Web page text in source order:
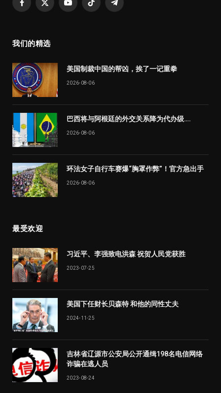
Facebook
X
YouTubeTikTok Telegram
我们的精选
美国制裁中国的帮凶，挨了一记重拳
2026-08-06
巴西将与阿根廷的外交关系降为代办级….
2026-08-06
环法女子自行车赛爆“胸罩作弊”！官方急出手
2026-08-06
最受欢迎
习近平、李强致电洪森 祝贺人民党获胜
2023-07-25
美国下任财长贝森特 和他的同性丈夫
2024-11-25
吉林省辽源市公安局公开通缉198名电信网络
诈骗在逃人员
2023-08-24